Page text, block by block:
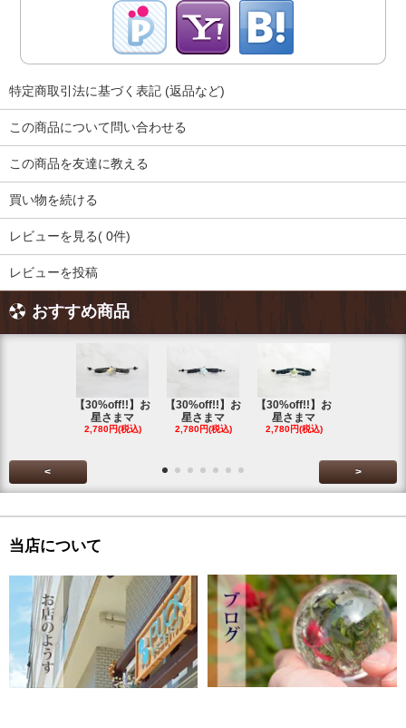
特定商取引法に基づく表記 (返品など)
この商品について問い合わせる
この商品を友達に教える
買い物を続ける
レビューを見る( 0件)
レビューを投稿
おすすめ商品
【30%off!!】お
星さまマ
2,780円(税込)
【30%off!!】お
星さまマ
2,780円(税込)
【30%off!!】お
星さまマ
2,780円(税込)
< >
当店について